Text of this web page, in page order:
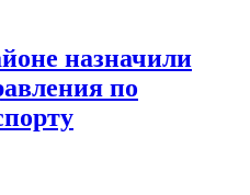
назначили
по